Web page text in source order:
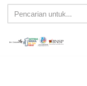
Lompat